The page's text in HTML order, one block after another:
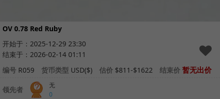
OV 0.78 Red Ruby
开始于：2025-12-29 23:30
结束于：2026-02-14 01:11
编号 R059 货币类型 USD($) 估价 $811-$1622 结束价 暂无出价
领先者
无
0